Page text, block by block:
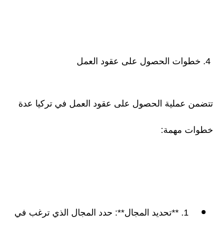
تتضمن عملية الحصول على عقود العمل في تركيا عدة
خطوات مهمة:
1. **تحديد المجال**: حدد المجال الذي ترغب في